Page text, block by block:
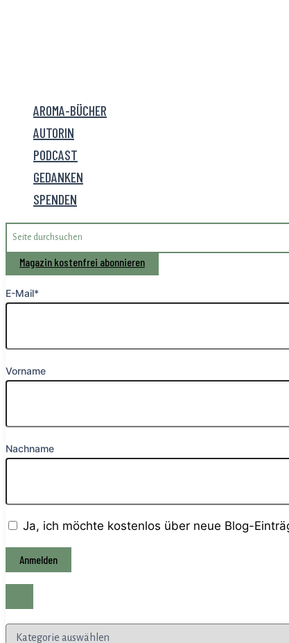
AROMA-BÜCHER
AUTORIN
PODCAST
GEDANKEN
SPENDEN
Search
for:
Magazin kostenfrei abonnieren
E-Mail*
Vorname
Nachname
Ja, ich möchte kostenlos über neue Blog-
Kategorien